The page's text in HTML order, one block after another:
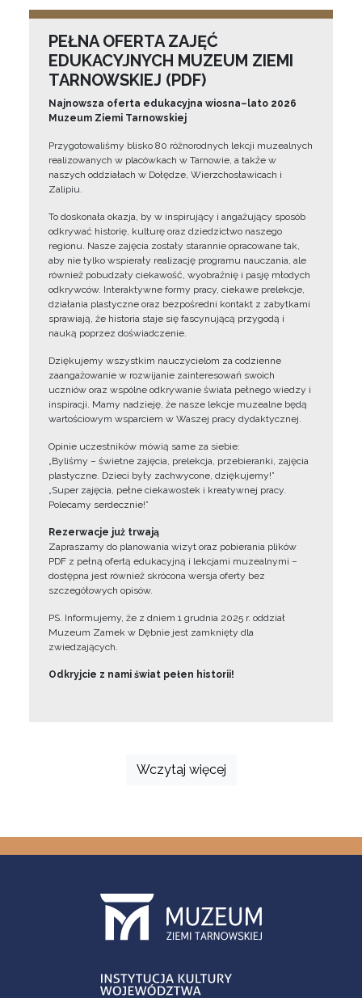
PEŁNA OFERTA ZAJĘĆ
EDUKACYJNYCH MUZEUM ZIEMI
TARNOWSKIEJ (PDF)
Najnowsza oferta edukacyjna wiosna–lato 2026
Muzeum Ziemi Tarnowskiej
Przygotowaliśmy blisko 80 różnorodnych lekcji muzealnych
realizowanych w placówkach w Tarnowie, a także w
naszych oddziałach w Dołędze, Wierzchosławicach i
Zalipiu.
To doskonała okazja, by w inspirujący i angażujący sposób
odkrywać historię, kulturę oraz dziedzictwo naszego
regionu. Nasze zajęcia zostały starannie opracowane tak,
aby nie tylko wspierały realizację programu nauczania, ale
również pobudzały ciekawość, wyobraźnię i pasję młodych
odkrywców. Interaktywne formy pracy, ciekawe prelekcje,
działania plastyczne oraz bezpośredni kontakt z zabytkami
sprawiają, że historia staje się fascynującą przygodą i
nauką poprzez doświadczenie.
Dziękujemy wszystkim nauczycielom za codzienne
zaangażowanie w rozwijanie zainteresowań swoich
uczniów oraz wspólne odkrywanie świata pełnego wiedzy i
inspiracji. Mamy nadzieję, że nasze lekcje muzealne będą
wartościowym wsparciem w Waszej pracy dydaktycznej.
Opinie uczestników mówią same za siebie:
„Byliśmy – świetne zajęcia, prelekcja, przebieranki, zajęcia
plastyczne. Dzieci były zachwycone, dziękujemy!”
„Super zajęcia, pełne ciekawostek i kreatywnej pracy.
Polecamy serdecznie!”
Rezerwacje już trwają
Zapraszamy do planowania wizyt oraz pobierania plików
PDF z pełną ofertą edukacyjną i lekcjami muzealnymi –
dostępna jest również skrócona wersja oferty bez
szczegółowych opisów.
PS. Informujemy, że z dniem 1 grudnia 2025 r. oddział
Muzeum Zamek w Dębnie jest zamknięty dla
zwiedzających.
Odkryjcie z nami świat pełen historii!
Wczytaj więcej